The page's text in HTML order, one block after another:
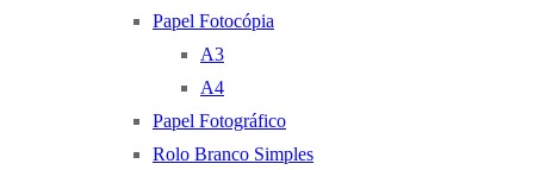
Papel Fotocópia
A3
A4
Papel Fotográfico
Rolo Branco Simples